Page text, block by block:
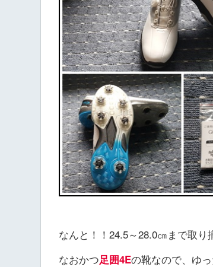
なんと！！24.5～28.0㎝まで取
なおかつ足囲4Eの靴なので、ゆ